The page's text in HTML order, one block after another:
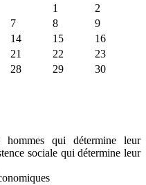
1
2
7 8
9
14 15
16
21 22
23
28 29
30
qui détermine leur
sociale qui détermine leur